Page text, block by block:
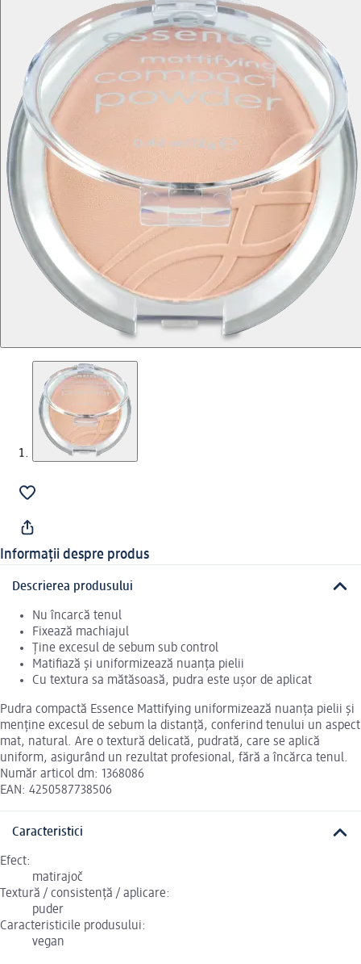
Informații despre produs
Descrierea produsului
Nu încarcă tenul
Fixează machiajul
Ține excesul de sebum sub control
Matifiază și uniformizează nuanța pielii
Cu textura sa mătăsoasă, pudra este ușor de aplicat
Pudra compactă Essence Mattifying uniformizează nuanța pielii și
menține excesul de sebum la distanță, conferind tenului un aspect
mat, natural. Are o textură delicată, pudrată, care se aplică
uniform, asigurând un rezultat profesional, fără a încărca tenul.
Număr articol dm: 1368086
EAN: 4250587738506
Caracteristici
Efect:
matirajoč
Textură / consistență / aplicare:
puder
Caracteristicile produsului:
vegan